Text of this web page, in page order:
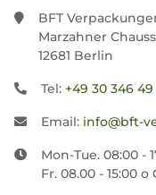
BFT
Marzahner
12681 Berlin
Tel: +49 30 346 49
Email: info@bft-
Mon-Tue. 08:00 -
Fr. 08.00 - 15:00 o